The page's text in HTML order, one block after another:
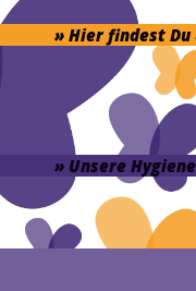
» Hier findest Du
» Unsere